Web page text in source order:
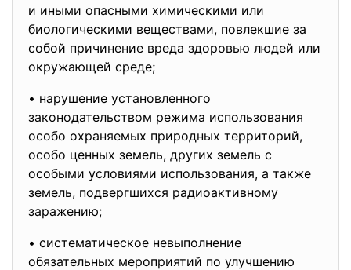
и иными опасными химическими или
биологическими веществами, повлекшие за
собой причинение вреда здоровью людей или
окружающей среде;
• нарушение установленного
законодательством режима использования
особо охраняемых природных территорий,
особо ценных земель, других земель с
особыми условиями использования, а также
земель, подвергшихся радиоактивному
заражению;
• систематическое невыполнение
обязательных мероприятий по улучшению